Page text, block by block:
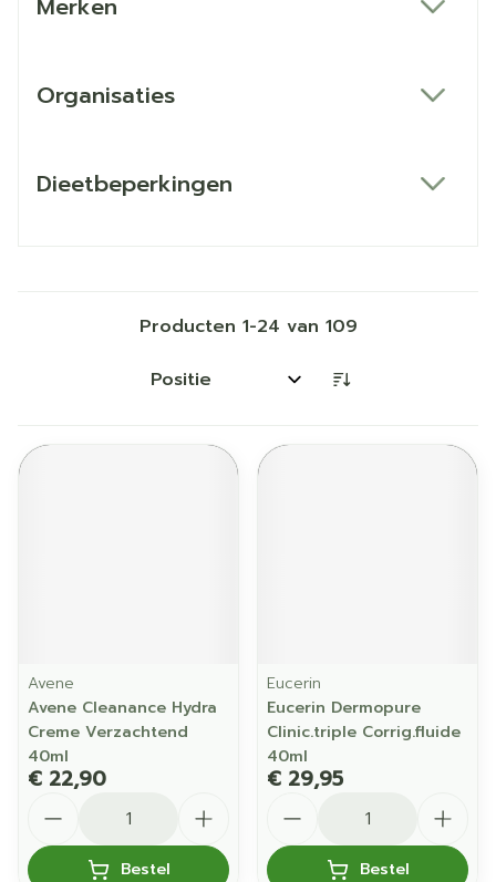
Merken
Organisaties
Dieetbeperkingen
Producten 1-24 van 109
Sorteer op:
Avene
Avene Cleanance Hydra
Creme Verzachtend
40ml
€ 22,90
Bestel
Eucerin
Eucerin Dermopure
Clinic.triple Corrig.fluide
40ml
€ 29,95
Bestel